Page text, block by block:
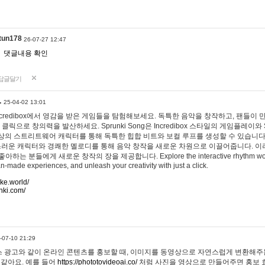
26-07-27 12:47
댓글내용 확인
글달기
25-04-02 13:01
에서 영감을 받은 게임들을 탐험해보세요. 독특한 음악을 창작하고, 팬들이
클릭으로 창의력을 발산하세요. Sprunki Song은 Incredibox 스타일의 게임플레이와
의 스트리트웨어 캐릭터를 통해 독특한 힙합 비트와 보컬 루프를 생성할 수 있습니
운 캐릭터와 경쾌한 멜로디를 통해 음악 창작을 새로운 차원으로 이끌어줍니다. 이
아하는 분들에게 새로운 창작의 장을 제공합니다. Explore the interactive rhythm
made experiences, and unleash your creativity with just a click.
07-10 21:29
광고와 같이 온라인 콘텐츠를 홍보할 때, 이미지를 동영상으로 자연스럽게 변환해
아요. 예를 들어 https://phototovideoai.co/처럼 사진을 영상으로 만들어주면 홍보